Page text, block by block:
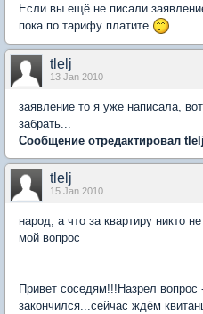
Если вы ещё не писали
пока по тарифу платите
tlelj
13 Jan 2010
заявление то я уже написала,
забрать...
Сообщение отредактировал
tlelj
15 Jan 2010
народ, а что за квартиру никто
мой вопрос
Привет соседям!!!Назрел
закончился...сейчас ждём